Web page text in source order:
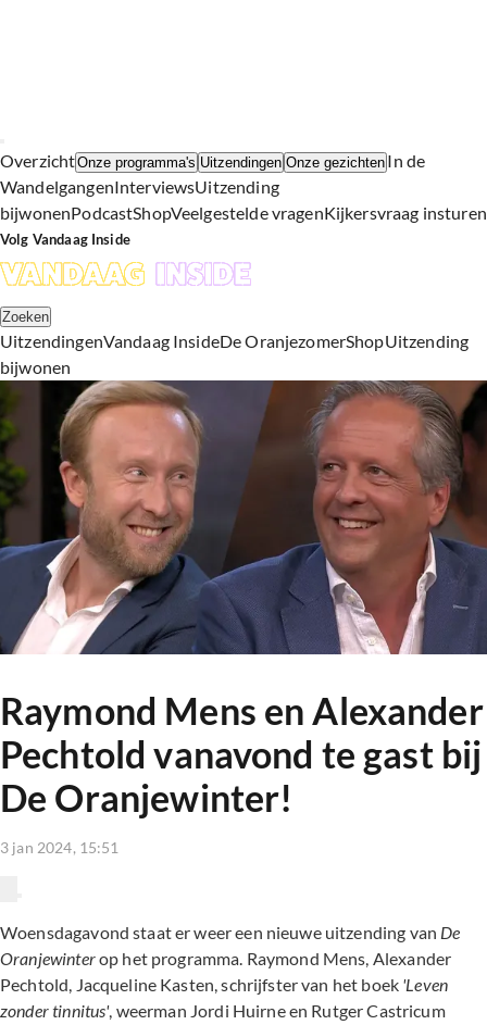
OverzichtOnze programma's Uitzendingen Onze gezichten In de
WandelgangenInterviewsUitzending
bijwonenPodcastShopVeelgestelde vragenKijkersvraag insturen
Volg Vandaag Inside
Zoeken
UitzendingenVandaag InsideDe OranjezomerShopUitzending
bijwonen
Raymond Mens en Alexander
Pechtold vanavond te gast bij
De Oranjewinter!
3 jan 2024, 15:51
Woensdagavond staat er weer een nieuwe uitzending van De
Oranjewinterop het programma. Raymond Mens, Alexander
Pechtold, Jacqueline Kasten, schrijfster van het boek 'Leven
zonder tinnitus', weerman Jordi Huirne en Rutger Castricum